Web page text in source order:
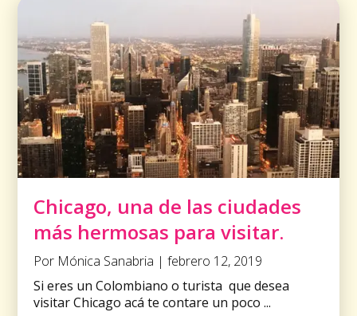
Chicago, una de las ciudades
más hermosas para visitar.
Por Mónica Sanabria | febrero 12, 2019
Si eres un Colombiano o turista que desea
visitar Chicago acá te contare un poco ...